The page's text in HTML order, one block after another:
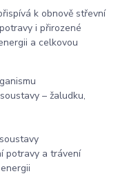
k obnově střevní
i přirozené
a celkovou
– žaludku,
potravy a trávení